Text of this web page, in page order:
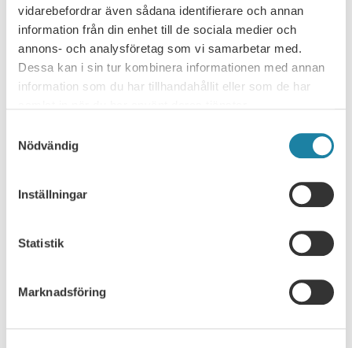
vidarebefordrar även sådana identifierare och annan
information från din enhet till de sociala medier och
annons- och analysföretag som vi samarbetar med.
Dessa kan i sin tur kombinera informationen med annan
information som du har tillhandahållit eller som de har
Nödvändig
Inställningar
Statistik
Marknadsföring
Ledare i Universitetsläraren
Nyhet
Rapport
Webbsändning